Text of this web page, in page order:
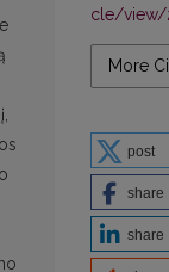
cle/view/
More
post
share
share